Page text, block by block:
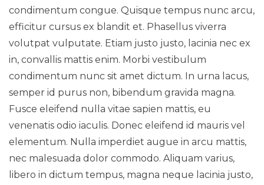
condimentum congue. Quisque tempus nunc arcu,
efficitur cursus ex blandit et. Phasellus viverra
volutpat vulputate. Etiam justo justo, lacinia nec ex
in, convallis mattis enim. Morbi vestibulum
condimentum nunc sit amet dictum. In urna lacus,
semper id purus non, bibendum gravida magna.
Fusce eleifend nulla vitae sapien mattis, eu
venenatis odio iaculis. Donec eleifend id mauris vel
elementum. Nulla imperdiet augue in arcu mattis,
nec malesuada dolor commodo. Aliquam varius,
libero in dictum tempus, magna neque lacinia justo,